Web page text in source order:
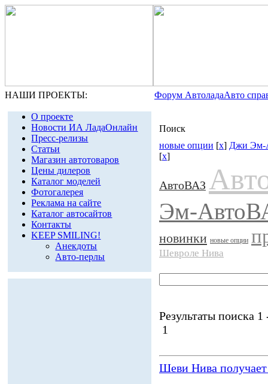
НАШИ ПРОЕКТЫ: Форум АвтоладаАвто
О проекте
Новости ИА ЛадаОнлайн
Пресс-релизы
Статьи
Магазин автотоваров
Цены дилеров
Каталог моделей
Фотогалерея
Реклама на сайте
Каталог автосайтов
Контакты
KEEP SMILING!
Анекдоты
Авто-перлы
Поиск
новые опции [x] Джи Эм-
[x]
АвтоВАЗ
Эм-
новинки новые опции
Шевроле Нива
Результаты поиска 1
1
Шеви Нива